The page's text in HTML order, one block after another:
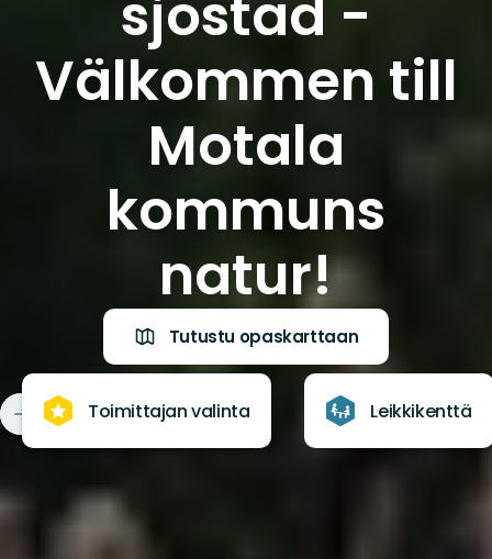
sjöstad -
Välkommen till
Motala
kommuns
natur!
Tutustu opaskarttaan
Toimittajan valinta Leikkikenttä